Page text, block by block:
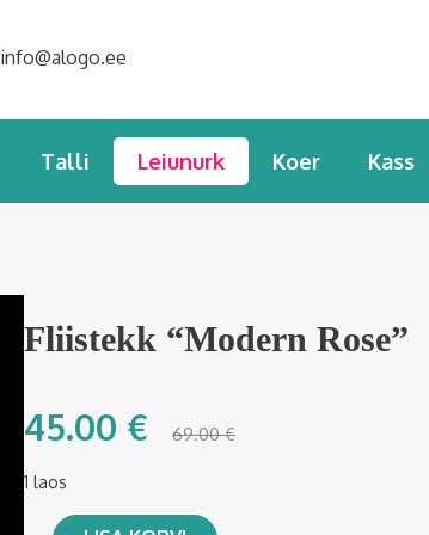
info@alogo.ee
Talli Leiunurk Koer Kass
Fliistekk “Modern Rose”
45.00 € 69.00€
1 laos